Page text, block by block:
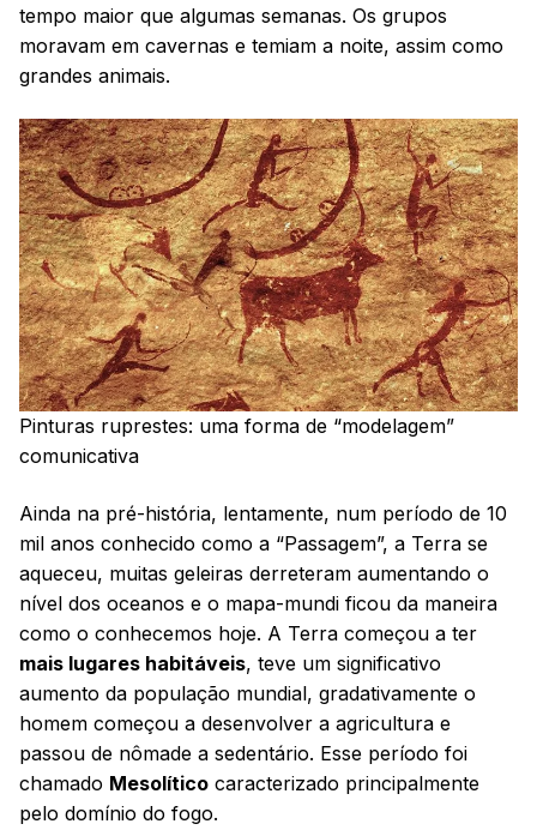
tempo maior que algumas semanas. Os grupos
moravam em cavernas e temiam a noite, assim como
grandes animais.
Pinturas ruprestes: uma forma de “modelagem”
comunicativa
Ainda na pré-história, lentamente, num período de 10
mil anos conhecido como a “Passagem”, a Terra se
aqueceu, muitas geleiras derreteram aumentando o
nível dos oceanos e o mapa-mundi ficou da maneira
como o conhecemos hoje. A Terra começou a ter
mais lugares habitáveis, teve um significativo
aumento da população mundial, gradativamente o
homem começou a desenvolver a agricultura e
passou de nômade a sedentário. Esse período foi
chamado Mesolítico caracterizado principalmente
pelo domínio do fogo.